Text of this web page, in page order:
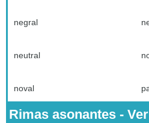
negral
neutral
noval
Rimas asonantes -